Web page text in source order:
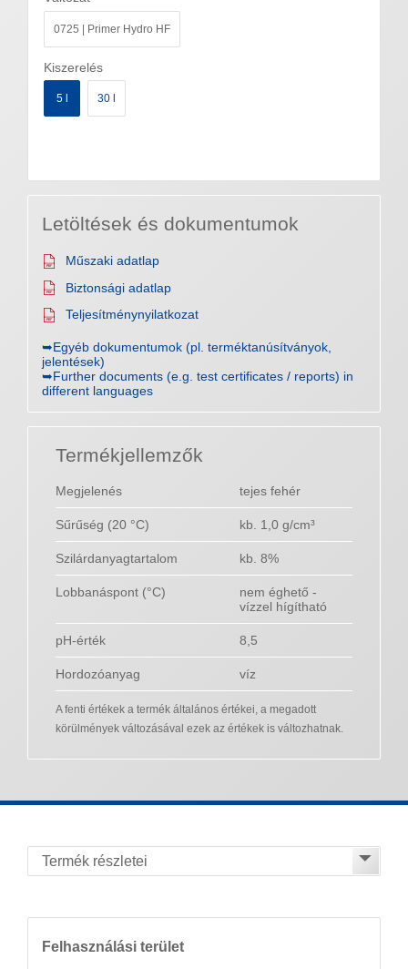
0725 | Primer Hydro HF
Kiszerelés
5 l 30 l
Letöltések és dokumentumok
Műszaki adatlap
Biztonsági adatlap
Teljesítménynyilatkozat
➥Egyéb dokumentumok (pl. terméktanúsítványok,
jelentések)
➥Further documents (e.g. test certificates / reports) in
different languages
Termékjellemzők
Megjelenés tejes fehér
Sűrűség (20 °C) kb. 1,0 g/cm³
Szilárdanyagtartalom kb. 8%
Lobbanáspont (°C)
nem éghető -
vízzel hígítható
pH-érték 8,5
Hordozóanyag víz
A fenti értékek a termék általános értékei, a megadott
körülmények változásával ezek az értékek is változhatnak.
Felhasználási terület